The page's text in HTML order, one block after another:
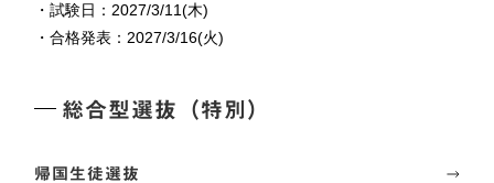
・試験日：2027/3/11(木)
・合格発表：2027/3/16(火)
総合型選抜（特別）
帰国生徒選抜